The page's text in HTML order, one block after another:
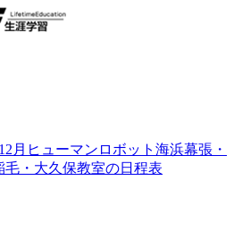
月ヒューマンロボット海浜幕張・
・大久保教室の日程表